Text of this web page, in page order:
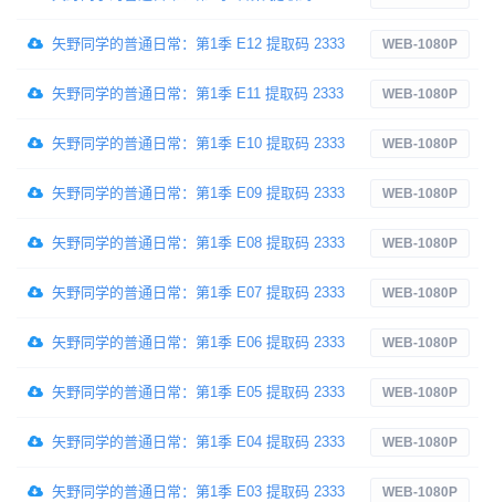
矢野同学的普通日常：第1季 E12 提取码 2333 WEB-1080P
矢野同学的普通日常：第1季 E11 提取码 2333 WEB-1080P
矢野同学的普通日常：第1季 E10 提取码 2333 WEB-1080P
矢野同学的普通日常：第1季 E09 提取码 2333 WEB-1080P
矢野同学的普通日常：第1季 E08 提取码 2333 WEB-1080P
矢野同学的普通日常：第1季 E07 提取码 2333 WEB-1080P
矢野同学的普通日常：第1季 E06 提取码 2333 WEB-1080P
矢野同学的普通日常：第1季 E05 提取码 2333 WEB-1080P
矢野同学的普通日常：第1季 E04 提取码 2333 WEB-1080P
矢野同学的普通日常：第1季 E03 提取码 2333 WEB-1080P